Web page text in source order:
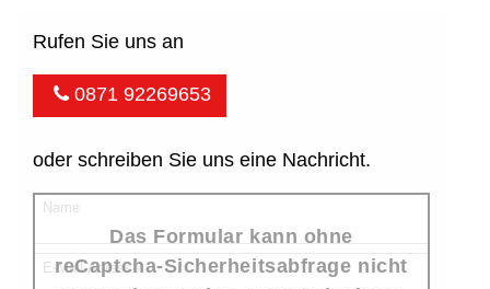
Rufen Sie uns an
0871 92269653
oder schreiben Sie uns eine Nachricht.
Name
E-Mail-Adresse
Das Formular kann ohne
reCaptcha-Sicherheitsabfrage nicht